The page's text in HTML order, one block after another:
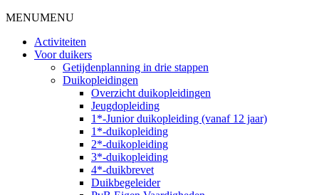
MENUMENU
Activiteiten
Voor duikers
Getijdenplanning in drie stappen
Duikopleidingen
Overzicht duikopleidingen
Jeugdopleiding
1*-Junior duikopleiding (vanaf 12 jaar)
1*-duikopleiding
2*-duikopleiding
3*-duikopleiding
4*-duikbrevet
Duikbegeleider